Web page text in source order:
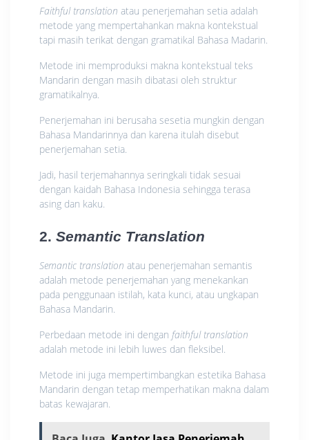
Faithful translation atau penerjemahan setia adalah
metode yang mempertahankan makna kontekstual
tapi masih terikat dengan gramatikal Bahasa Madarin.
Metode ini memproduksi makna kontekstual teks
Mandarin dengan masih dibatasi oleh struktur
gramatikalnya.
Penerjemahan ini berusaha sesetia mungkin dengan
Bahasa Mandarinnya dan karena itulah disebut
penerjemahan setia.
Jadi, hasil terjemahannya seringkali tidak sesuai
dengan kaidah Bahasa Indonesia sehingga terasa
asing dan kaku.
2. Semantic Translation
Semantic translation atau penerjemahan semantis
adalah metode penerjemahan yang menekankan
pada penggunaan istilah, kata kunci, atau ungkapan
Bahasa Mandarin.
Perbedaan metode ini dengan faithful translation
adalah metode ini lebih luwes dan fleksibel.
Metode ini juga mempertimbangkan estetika Bahasa
Mandarin dengan tetap memperhatikan makna dalam
batas kewajaran.